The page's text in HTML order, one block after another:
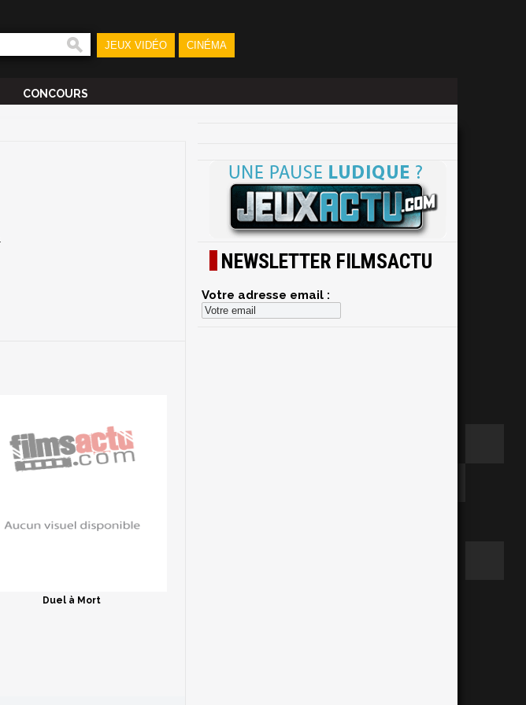
JEUX VIDÉO CINÉMA
CONCOURS
Duel à Mort
NEWSLETTER FILMSACTU
Votre adresse email :